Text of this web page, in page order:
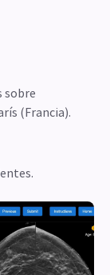
especialista,